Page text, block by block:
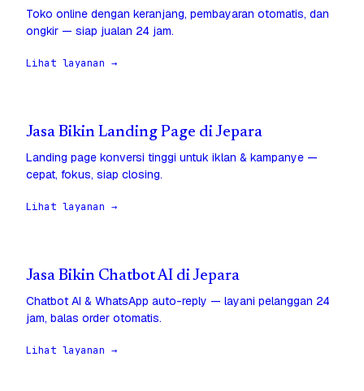
Toko online dengan keranjang, pembayaran otomatis, dan
ongkir — siap jualan 24 jam.
Lihat layanan →
Jasa Bikin Landing Page di Jepara
Landing page konversi tinggi untuk iklan & kampanye —
cepat, fokus, siap closing.
Lihat layanan →
Jasa Bikin Chatbot AI di Jepara
Chatbot AI & WhatsApp auto-reply — layani pelanggan 24
jam, balas order otomatis.
Lihat layanan →